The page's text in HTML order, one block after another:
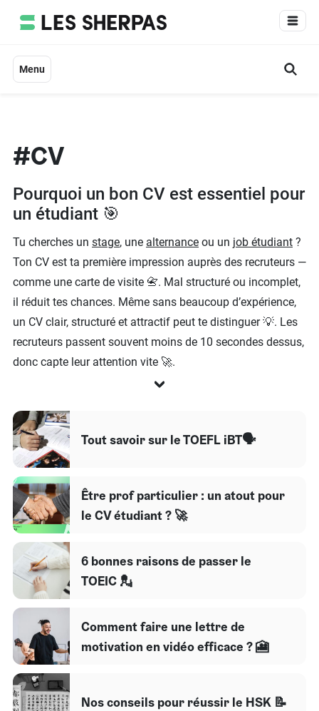
Menu
#CV
Pourquoi un bon CV est essentiel pour
un étudiant 🎯
Tu cherches un stage, une alternance ou un job étudiant ?
Ton CV est ta première impression auprès des recruteurs —
comme une carte de visite 📇. Mal structuré ou incomplet,
il réduit tes chances. Même sans beaucoup d’expérience,
un CV clair, structuré et attractif peut te distinguer 💡. Les
recruteurs passent souvent moins de 10 secondes dessus,
donc capte leur attention vite 🚀.
Tout savoir sur le TOEFL iBT🗣
Être prof particulier : un atout pour
le CV étudiant ? 🚀
6 bonnes raisons de passer le
TOEIC 💂
Comment faire une lettre de
motivation en vidéo efficace ? 🎦
Nos conseils pour réussir le HSK 📝